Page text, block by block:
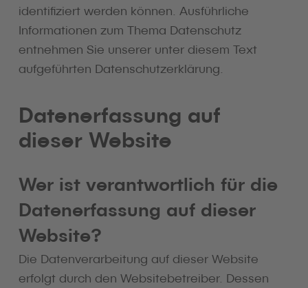
identifiziert werden können. Ausführliche
Informationen zum Thema Datenschutz
entnehmen Sie unserer unter diesem Text
aufgeführten Datenschutzerklärung.
Datenerfassung auf
dieser Website
Wer ist verantwortlich für die
Datenerfassung auf dieser
Website?
Die Datenverarbeitung auf dieser Website
erfolgt durch den Websitebetreiber. Dessen